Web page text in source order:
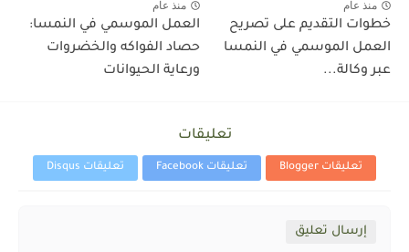
منذ عام
خطوات التقديم على تصريح
العمل الموسمي في النمسا
عبر وكالة...
منذ عام
العمل الموسمي في النمسا:
حصاد الفواكه والخضروات
ورعاية الحيوانات
تعليقات
تعليقات Blogger تعليقات Facebook تعليقات Disqus
إرسال تعليق